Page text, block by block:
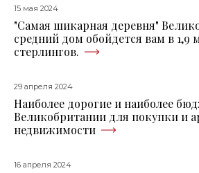
15 мая 2024
"Самая шикарная деревня"
средний дом обойдется вам в 1,9
стерлингов.
29 апреля 2024
Наиболее дорогие и наиболее
Великобритании для покупки и
недвижимости
16 апреля 2024